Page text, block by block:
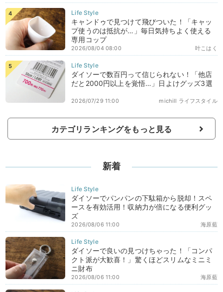
キャンドゥで見つけて飛びついた！「キャッ
プ使うのは抵抗が…」毎日気持ちよく使える
専用コップ
叶こはく
2026/08/04 08:00
ダイソーで数百円って信じられない！「他店
だと2000円以上を覚悟…」日よけグッズ3選
michill ライフスタイル
2026/07/29 11:00
カテゴリランキングをもっと見る
新着
ダイソーでパンパンの下駄箱から脱却！スペ
ースを有効活用！収納力が倍になる便利グッ
ズ
海原藍
2026/08/06 11:00
ダイソーで良いの見つけちゃった！「コンパ
クト派が大歓喜！」驚くほどスリムなミニミ
ニ財布
海原藍
2026/08/06 11:00